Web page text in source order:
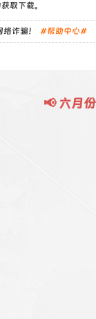
取下载。
诈骗！ #帮助中心#
📢 六月